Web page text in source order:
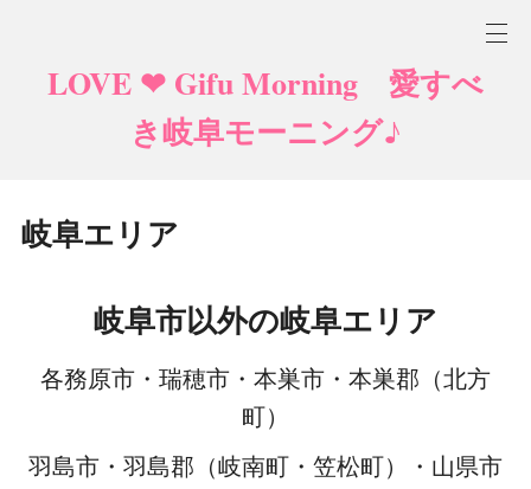
LOVE ❤ Gifu Morning 愛すべ
き岐阜モーニング♪
岐阜エリア
岐阜市以外の岐阜エリア
各務原市・瑞穂市・本巣市・本巣郡（北方
町）
羽島市・羽島郡（岐南町・笠松町）・山県市